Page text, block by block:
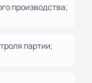
производства;
партии;